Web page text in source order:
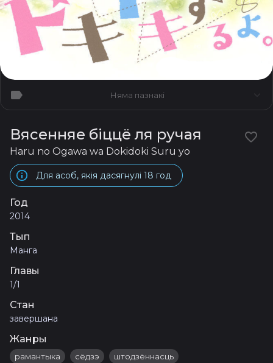
Няма пазнакі
Вясенняе біццё ля ручая
Haru no Ogawa wa Dokidoki Suru yo
Для асоб, якія дасягнулі 18 год
Год
2014
Тып
Манга
Главы
1/1
Стан
завершана
Жанры
рамантыка сёдзэ штодзённасць